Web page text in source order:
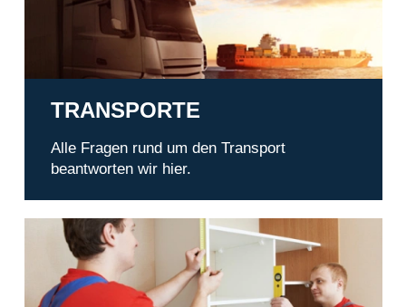
TRANSPORTE
Alle Fragen rund um den Transport
beantworten wir hier.
Service